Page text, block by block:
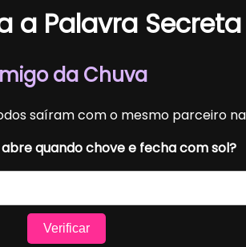
a Palavra Secreta
da Chuva
saíram com o mesmo parceiro
abre quando chove e fecha com sol?
Verificar